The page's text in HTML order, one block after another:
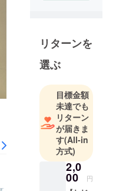
リターンを
選ぶ
目標金額
未達でも
リターン
が届きま
す(All-in
方式)
2,0
00 円